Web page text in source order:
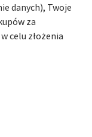
danych), Twoje
za
celu złożenia